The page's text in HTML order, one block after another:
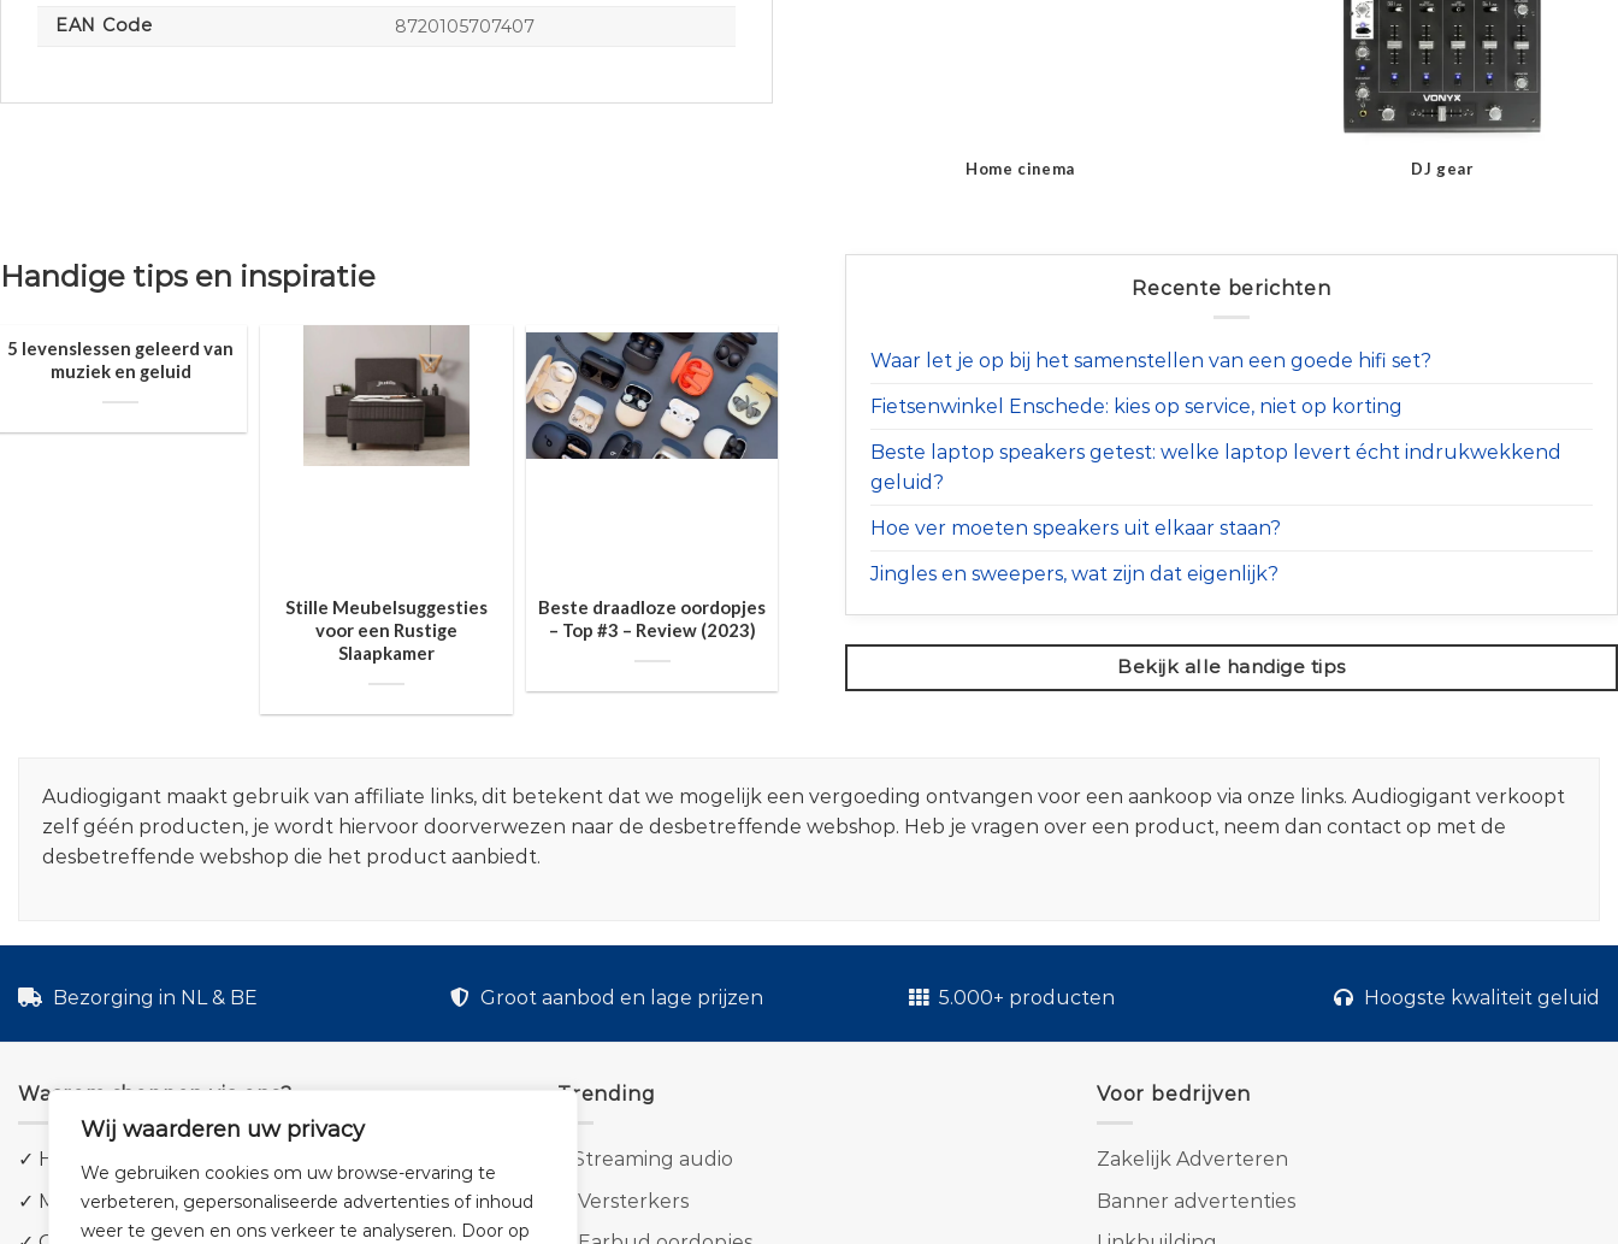
Wij waarderen uw privacy
We gebruiken cookies om uw browse-ervaring te
verbeteren, gepersonaliseerde advertenties of inhoud
weer te geven en ons verkeer te analyseren. Door op
EAN Code
8720105707407
Home cinema DJ gear
Handige tips en inspiratie
5 levenslessen geleerd van
muziek en geluid
Stille Meubelsuggesties
voor een Rustige
Slaapkamer
Beste draadloze oordopjes
– Top #3 – Review (2023)
Recente berichten
Waar let je op bij het samenstellen van een goede hifi set?
Fietsenwinkel Enschede: kies op service, niet op korting
Beste laptop speakers getest: welke laptop levert écht indrukwekkend
geluid?
Hoe ver moeten speakers uit elkaar staan?
Jingles en sweepers, wat zijn dat eigenlijk?
Bekijk alle handige tips
Audiogigant maakt gebruik van affiliate links, dit betekent dat we mogelijk een vergoeding ontvangen voor een aankoop via onze links. Audiogigant verkoopt
zelf géén producten, je wordt hiervoor doorverwezen naar de desbetreffende webshop. Heb je vragen over een product, neem dan contact op met de
desbetreffende webshop die het product aanbiedt.
Bezorging in NL & BE Groot aanbod en lage prijzen 5.000+ producten Hoogste kwaliteit geluid
Waarom shoppen via ons?
✓ Hoge kwaliteit geluid
✓ Meer dan 5.000 producten
Trending
Streaming audio
Versterkers
Voor bedrijven
Zakelijk Adverteren
Banner advertenties